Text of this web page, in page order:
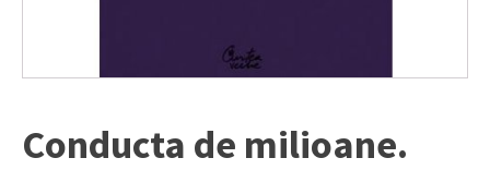
Conducta de milioane.